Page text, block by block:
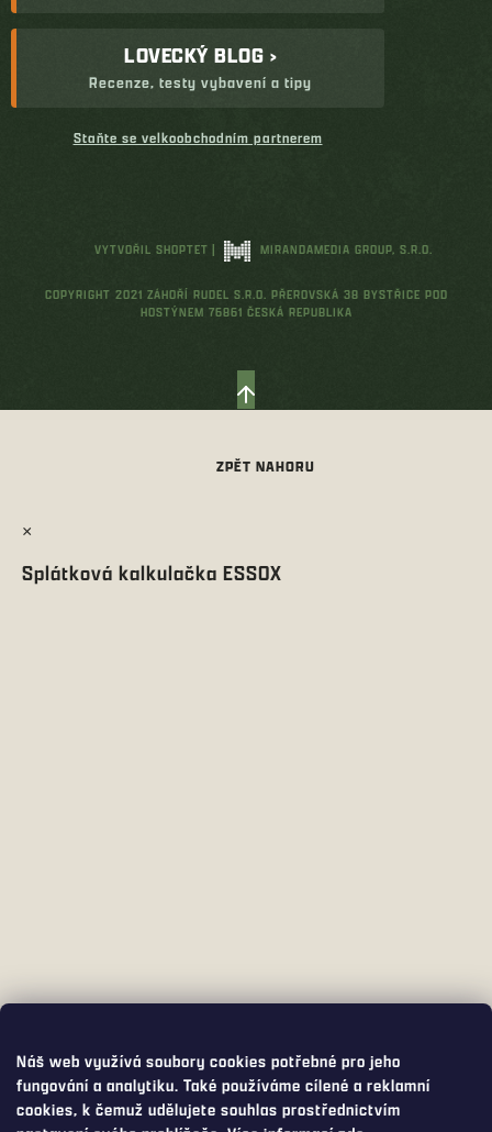
Náš web využívá soubory cookies potřebné pro jeho
fungování a analytiku. Také používáme cílené a reklamní
cookies, k čemuž udělujete souhlas prostřednictvím
LOVECKÝ BLOG ›
Recenze, testy vybavení a tipy
Staňte se velkoobchodním partnerem
VYTVOŘIL SHOPTET | MIRANDAMEDIA GROUP, S.R.O.
COPYRIGHT 2021 ZÁHOŘÍ RUDEL S.R.O. PŘEROVSKÁ 38 BYSTŘICE POD
HOSTÝNEM 76861 ČESKÁ REPUBLIKA
×
Splátková kalkulačka ESSOX